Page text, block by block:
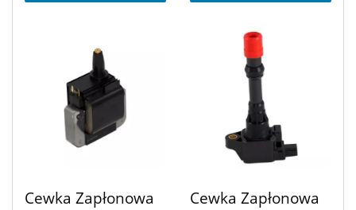
Cewka Zapłonowa
Cewka Zapłonowa